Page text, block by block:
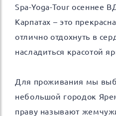
Spa-Yoga-Tour осеннее
Карпатах – это
отлично отдохнуть в
насладиться красотой
Для проживания мы
небольшой городок
праву называют